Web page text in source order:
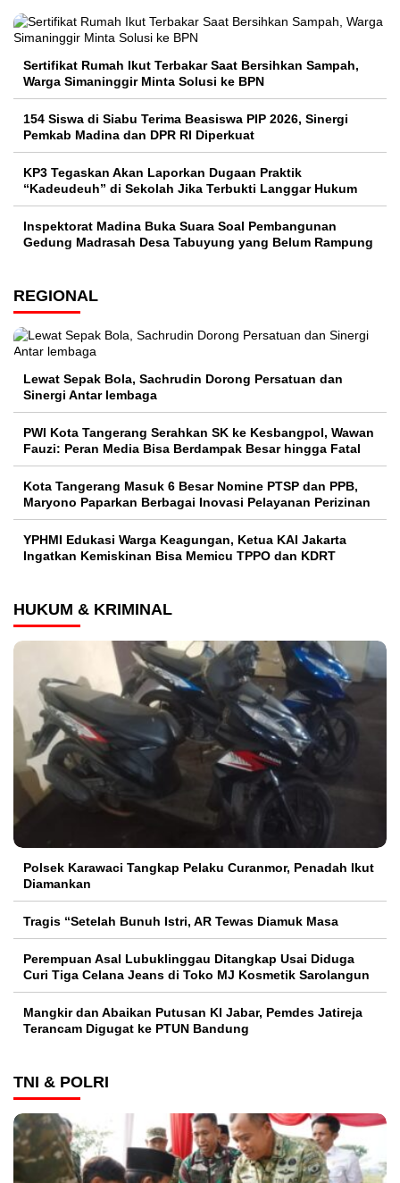
Sertifikat Rumah Ikut Terbakar Saat Bersihkan Sampah,
Warga Simaninggir Minta Solusi ke BPN
154 Siswa di Siabu Terima Beasiswa PIP 2026, Sinergi
Pemkab Madina dan DPR RI Diperkuat
KP3 Tegaskan Akan Laporkan Dugaan Praktik
“Kadeudeuh” di Sekolah Jika Terbukti Langgar Hukum
Inspektorat Madina Buka Suara Soal Pembangunan
Gedung Madrasah Desa Tabuyung yang Belum Rampung
REGIONAL
Lewat Sepak Bola, Sachrudin Dorong Persatuan dan
Sinergi Antar lembaga
PWI Kota Tangerang Serahkan SK ke Kesbangpol, Wawan
Fauzi: Peran Media Bisa Berdampak Besar hingga Fatal
Kota Tangerang Masuk 6 Besar Nomine PTSP dan PPB,
Maryono Paparkan Berbagai Inovasi Pelayanan Perizinan
YPHMI Edukasi Warga Keagungan, Ketua KAI Jakarta
Ingatkan Kemiskinan Bisa Memicu TPPO dan KDRT
HUKUM & KRIMINAL
Polsek Karawaci Tangkap Pelaku Curanmor, Penadah Ikut
Diamankan
Tragis “Setelah Bunuh Istri, AR Tewas Diamuk Masa
Perempuan Asal Lubuklinggau Ditangkap Usai Diduga
Curi Tiga Celana Jeans di Toko MJ Kosmetik Sarolangun
Mangkir dan Abaikan Putusan KI Jabar, Pemdes Jatireja
Terancam Digugat ke PTUN Bandung
TNI & POLRI